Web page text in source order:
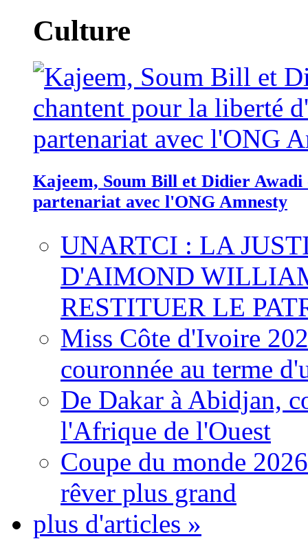
Culture
Kajeem, Soum Bill et Didier
partenariat avec l'ONG Amnesty
UNARTCI : LA
D'AIMOND
RESTITUER LE
Miss Côte d'Ivoire
couronnée au terme
De Dakar à Abidjan,
l'Afrique de l'Ouest
Coupe du monde
rêver plus grand
plus d'articles »